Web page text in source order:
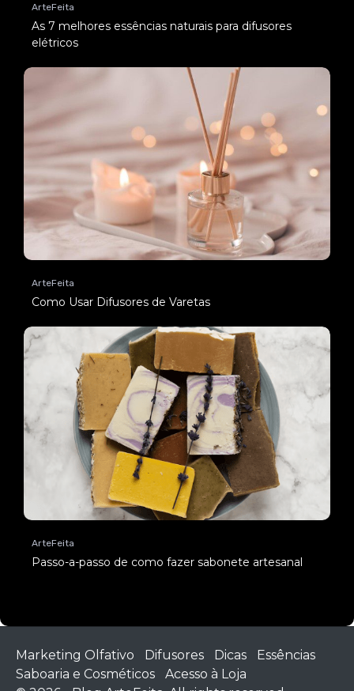
ArteFeita
As 7 melhores essências naturais para difusores
elétricos
ArteFeita
Como Usar Difusores de Varetas
ArteFeita
Passo-a-passo de como fazer sabonete artesanal
Marketing Olfativo Difusores Dicas
Essências
Saboaria e Cosméticos
Acesso à Loja